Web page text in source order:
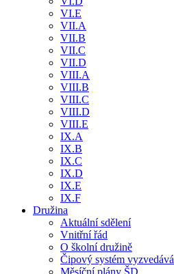
VI.E
VII.A
VII.B
VII.C
VII.D
VIII.A
VIII.B
VIII.C
VIII.D
VIII.E
IX.A
IX.B
IX.C
IX.D
IX.E
IX.F
Družina
Aktuální sdělení
Vnitřní řád
O školní družině
Čipový systém
Měsíční plány ŠD